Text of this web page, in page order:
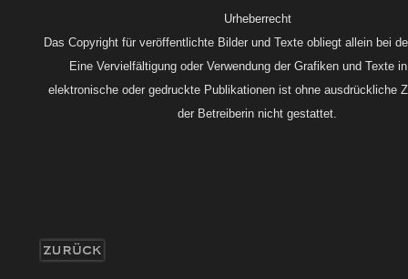
Urheberrecht
Das Copyright für veröffentlichte Bilder und Texte obliegt allein bei
Eine Vervielfältigung oder Verwendung der Grafiken und Texte
elektronische oder gedruckte Publikationen ist ohne ausdrückliche
der Betreiberin nicht gestattet.